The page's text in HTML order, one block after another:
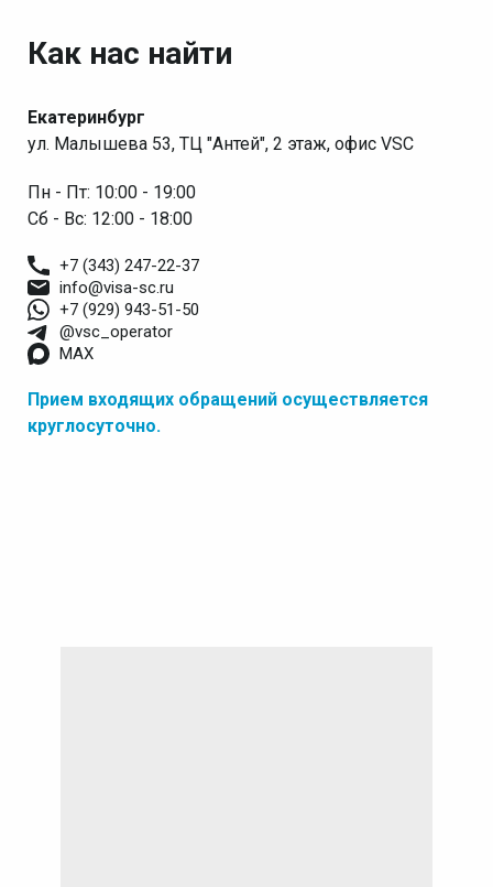
Как нас найти
Екатеринбург
ул. Малышева 53, ТЦ "Антей", 2 этаж, офис VSC
Пн - Пт: 10:00 - 19:00
Сб - Вс: 12:00 - 18:00
+7 (343) 247-22-37
info@visa-sc.ru
+7 (929) 943-51-50
@vsc_operator
MAX
Прием входящих обращений осуществляется
круглосуточно.